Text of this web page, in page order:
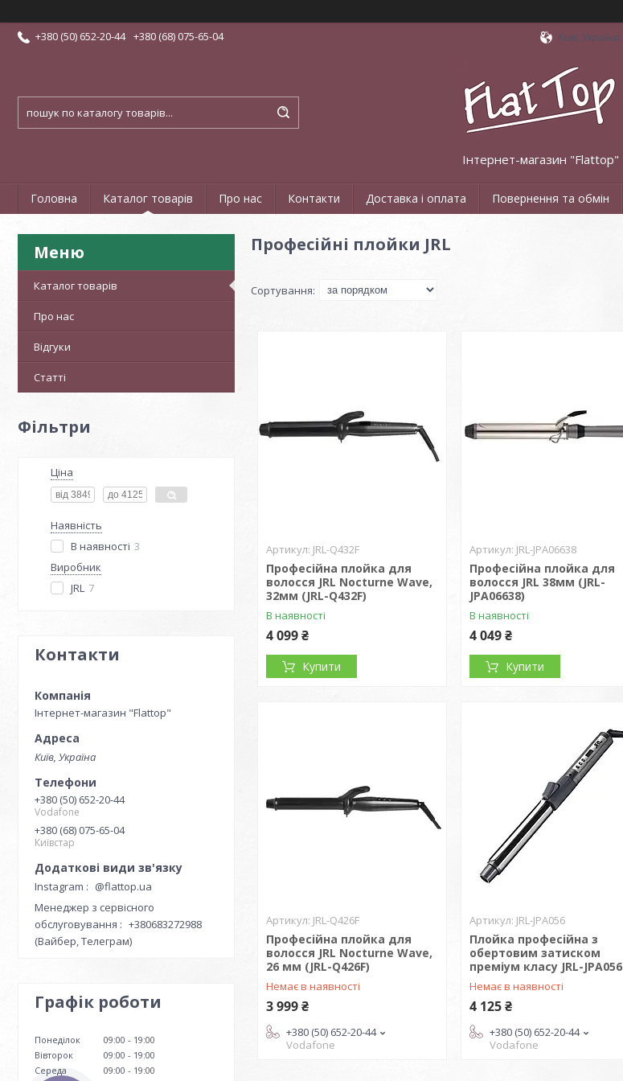
+380 (50) 652-20-44 +380 (68) 075-65-04 Київ, Україна
Інтернет-магазин "Flattop"
Головна Каталог товарів Про нас Контакти Доставка і оплата Повернення та обмін
Каталог товарів
Про нас
Відгуки
Статті
Фільтри
Ціна
Наявність
В наявності 3
Виробник
JRL 7
Контакти
Інтернет-магазин "Flattop"
Київ, Україна
+380 (50) 652-20-44
Vodafone
+380 (68) 075-65-04
Київстар
Instagram
@flattop.ua
Менеджер з сервісного
обслуговування
+380683272988
(Вайбер, Телеграм)
Графік роботи
Понеділок 09:00
19:00
Вівторок
09:00
19:00
Середа
09:00
19:00
Професійні плойки JRL
JRL-Q432F
Професійна плойка для
волосся JRL Nocturne Wave,
32мм (JRL-Q432F)
В наявності
4 099 ₴
Купити
JRL-JPA06638
Професійна плойка для
волосся JRL 38мм (JRL-
JPA06638)
В наявності
4 049 ₴
Купити
JRL-Q426F
Професійна плойка для
волосся JRL Nocturne Wave,
26 мм (JRL-Q426F)
Немає в наявності
3 999 ₴
+380 (50) 652-20-44
Vodafone
JRL-JPA056
Плойка професійна з
обертовим затиском
преміум класу JRL-JPA056
Немає в наявності
4 125 ₴
+380 (50) 652-20-44
Vodafone